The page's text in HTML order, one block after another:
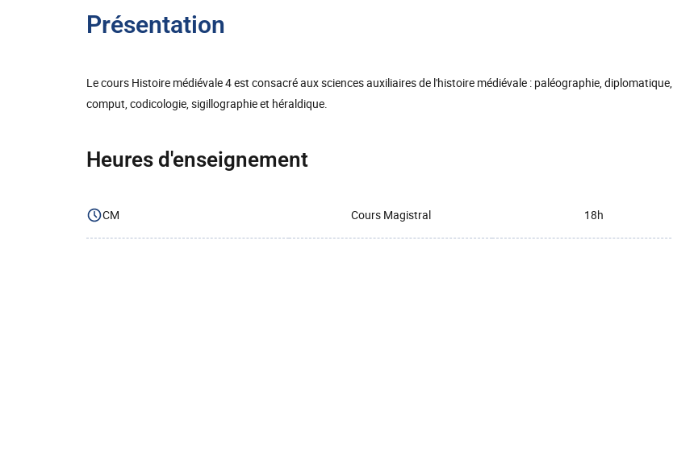
Présentation
Le cours Histoire médiévale 4 est consacré aux sciences auxiliaires de l'histoire médiévale : paléographie, diplomatique,
comput, codicologie, sigillographie et héraldique.
Heures d'enseignement
CM Cours Magistral 18h